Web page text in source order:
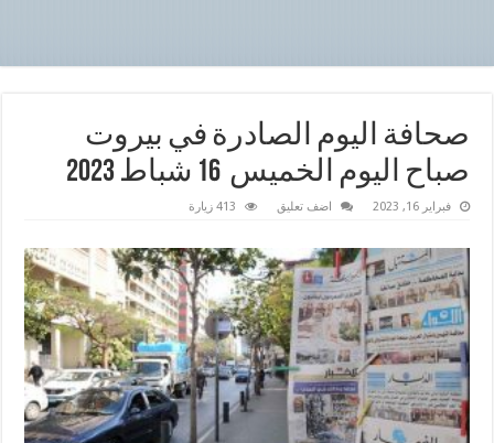
صحافة اليوم الصادرة في بيروت
صباح اليوم الخميس 16 شباط 2023
فبراير 16, 2023 اضف تعليق 413 زيارة